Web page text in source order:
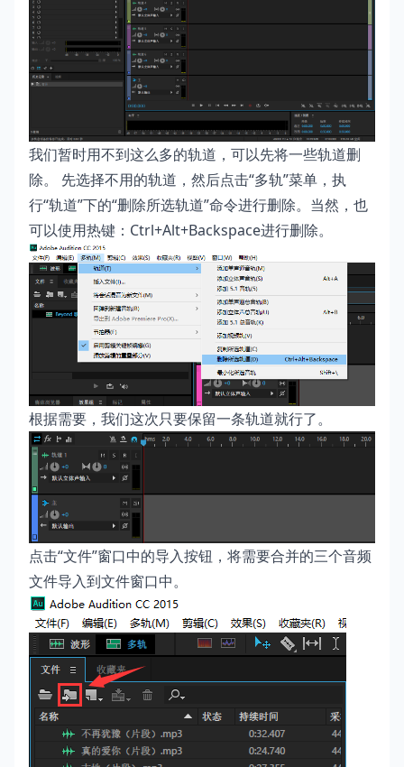
我们暂时用不到这么多的轨道，可以先将一些轨道删
除。 先选择不用的轨道，然后点击“多轨”菜单，执
行“轨道”下的“删除所选轨道”命令进行删除。当然，也
可以使用热键：Ctrl+Alt+Backspace进行删除。
根据需要，我们这次只要保留一条轨道就行了。
点击“文件”窗口中的导入按钮，将需要合并的三个音频
文件导入到文件窗口中。